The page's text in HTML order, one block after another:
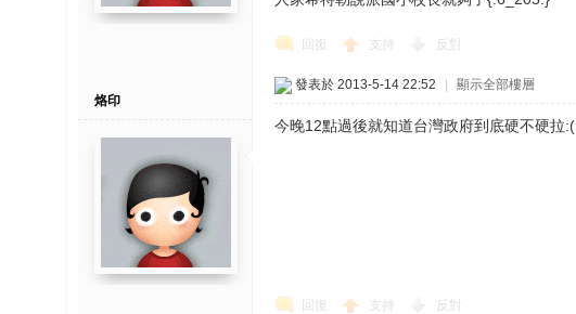
回復 支持 反對
烙印
發表於 2013-5-14 22:52 顯示全部樓層
今晚12點過後就知道台灣政府到底硬不硬拉:(
回復 支持 反對